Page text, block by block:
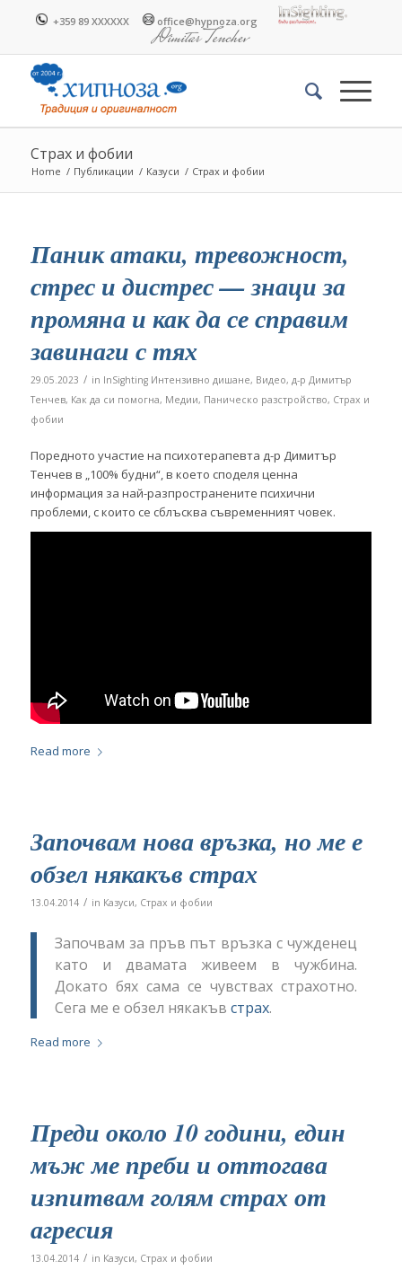
+359 89 XXXXXX office@hypnoza.org
Страх и фобии
Home / Публикации / Казуси / Страх и фобии
Паник атаки, тревожност,
стрес и дистрес — знаци за
промяна и как да се справим
завинаги с тях
29.05.2023 / in InSighting Интензивно дишане, Видео, д-р Димитър
Тенчев, Как да си помогна, Медии, Паническо разстройство, Страх и
фобии
Поредното участие на психотерапевта д-р Димитър
Тенчев в „100% будни“, в което споделя ценна
информация за най-разпространените психични
проблеми, с които се сблъсква съвременният човек.
Read more
Започвам нова връзка, но ме е
обзел някакъв страх
13.04.2014 / in Казуси, Страх и фобии
Започвам за пръв път връзка с чужденец
като и двамата живеем в чужбина.
Докато бях сама се чувствах страхотно.
Сега ме е обзел някакъв страх.
Read more
Преди около 10 години, един
мъж ме преби и оттогава
изпитвам голям страх от
агресия
13.04.2014 / in Казуси, Страх и фобии